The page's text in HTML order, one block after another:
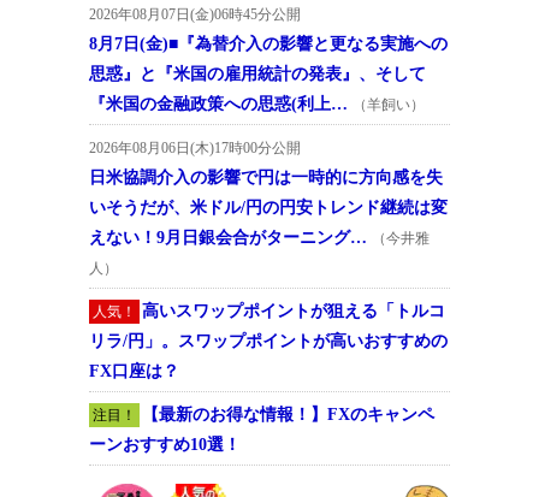
2026年08月07日(金)06時45分公開
8月7日(金)■『為替介入の影響と更なる実施への
思惑』と『米国の雇用統計の発表』、そして
『米国の金融政策への思惑(利上…
（羊飼い）
2026年08月06日(木)17時00分公開
日米協調介入の影響で円は一時的に方向感を失
いそうだが、米ドル/円の円安トレンド継続は変
えない！9月日銀会合がターニング…
（今井雅
人）
人気！
高いスワップポイントが狙える「トルコ
リラ/円」。スワップポイントが高いおすすめの
FX口座は？
注目！
【最新のお得な情報！】FXのキャンペ
ーンおすすめ10選！